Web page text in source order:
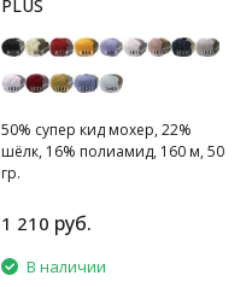
PLUS
50% супер кид мохер, 22%
шёлк, 16% полиамид, 160 м, 50
гр.
1 210 руб.
В наличии